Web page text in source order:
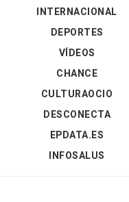
INTERNACIONAL
DEPORTES
VÍDEOS
CHANCE
CULTURAOCIO
DESCONECTA
EPDATA.ES
INFOSALUS